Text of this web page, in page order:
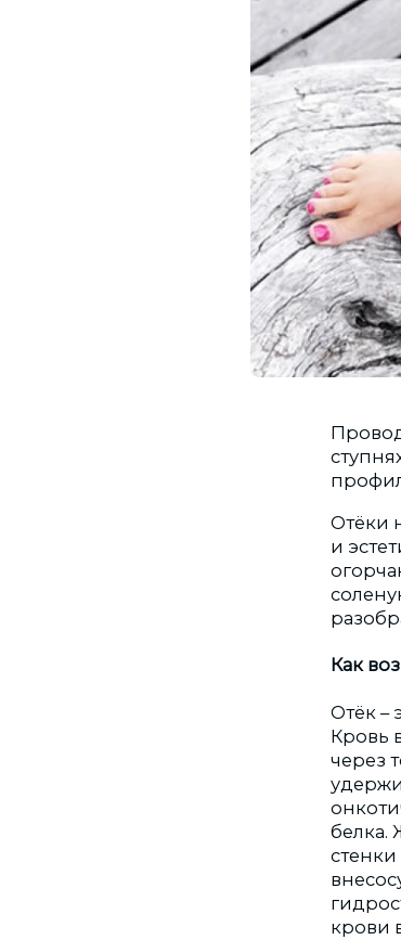
Отёки
и
Как
Отёк –
Кровь
через
белка.
крови